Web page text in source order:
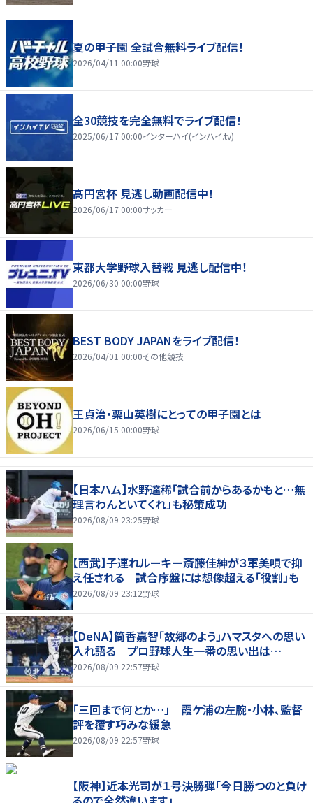
夏の甲子園 全試合無料ライブ配信！
2026/04/11 00:00野球
全30競技を完全無料でライブ配信！
2025/06/17 00:00インターハイ(インハイ.tv)
高円宮杯 見逃し動画配信中！
2026/06/17 00:00サッカー
東都大学野球入替戦 見逃し配信中！
2026/06/30 00:00野球
BEST BODY JAPANをライブ配信！
2026/04/01 00:00その他競技
王貞治・栗山英樹にとっての甲子園とは
2026/06/15 00:00野球
【日本ハム】水野達稀「試合前からあるかもと…無
理言わんといてくれ」も秘策成功
2026/08/09 23:25野球
【西武】子連れルーキー斎藤佳紳が３軍美唄で抑
え任される 試合序盤には想像超える「役割」も
2026/08/09 23:12野球
【DeNA】筒香嘉智「故郷のよう」ハマスタへの思い
入れ語る プロ野球人生一番の思い出は…
2026/08/09 22:57野球
「三回まで何とか…」 霞ケ浦の左腕・小林、監督
評を覆す巧みな緩急
2026/08/09 22:57野球
【阪神】近本光司が１号決勝弾「今日勝つのと負け